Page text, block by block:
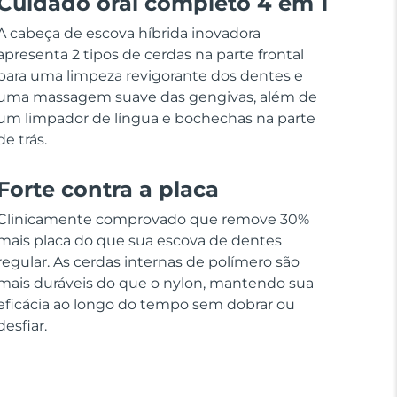
cabeça de escova híbrida inovadora
2 tipos de cerdas na parte frontal
uma limpeza revigorante dos dentes e
massagem suave das gengivas, além de
limpador de língua e bochechas na parte
trás.
contra a placa
comprovado que remove 30%
placa do que sua escova de dentes
As cerdas internas de polímero são
duráveis do que o nylon, mantendo sua
ao longo do tempo sem dobrar ou